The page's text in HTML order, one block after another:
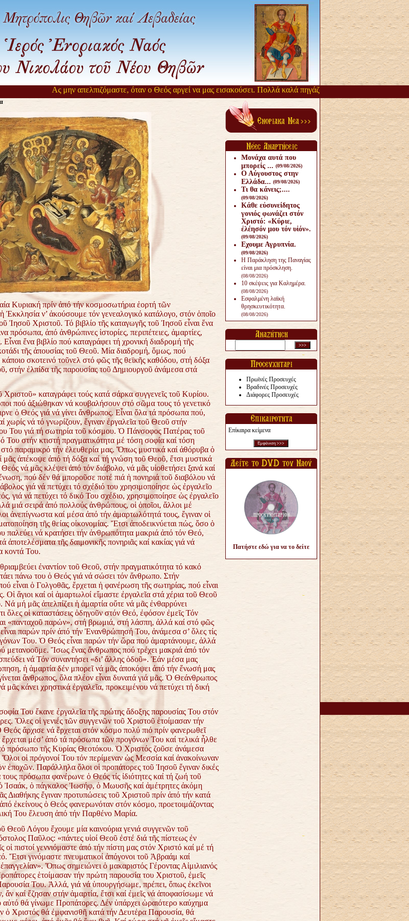
Ας μην απελπιζόμαστε, όταν ο Θεός αργεί να μας εισακούσει. Πολλά καλά πηγάζουν, από την αργοπορία αυτή.
Κυριακή πρίν ἀπό τήν κοσμοσωτήρια ἑορτή τῶν
Ἐκκλησία ν’ ἀκούσουμε τόν γενεαλογικό κατάλογο, στόν ὁποῖο
Ἰησοῦ Χριστοῦ. Τό βιβλίο τῆς καταγωγῆς τοῦ Ἰησοῦ εἶναι ἕνα
πρόσωπα, ἀπό ἀνθρώπινες ἱστορίες, περιπέτειες, ἁμαρτίες,
Εἶναι ἕνα βιβλίο πού καταγράφει τή χρονική διαδρομή τῆς
τῆς ἀπουσίας τοῦ Θεοῦ. Μία διαδρομή, ὅμως, πού
σκοτεινό τοῦνελ στό φῶς τῆς θεϊκῆς καθόδου, στή δόξα
στήν ἐλπίδα τῆς παρουσίας τοῦ Δημιουργοῦ ἀνάμεσα στά
καταγράφει τούς κατά σάρκα συγγενεῖς τοῦ Κυρίου.
πού ἀξιώθηκαν νά κουβαλήσουν στό σῶμα τους τό γενετικό
ὁ Θεός γιά νά γίνει ἄνθρωπος. Εἶναι ὅλα τά πρόσωπα πού,
χωρίς νά τό γνωρίζουν, ἔγιναν ἐργαλεῖα τοῦ Θεοῦ στήν
Του γιά τή σωτηρία τοῦ κόσμου. Ὁ Πάνσοφος Πατέρας τοῦ
Του στήν κτιστή πραγματικότητα μέ τόση σοφία καί τόση
στό παραμικρό τήν ἐλευθερία μας. Ὅπως μυστικά καί ἀθόρυβα ὁ
μᾶς ἀπέκοψε ἀπό τή δόξα καί τή γνώση τοῦ Θεοῦ, ἔτσι μυστικά
νά μᾶς κλέψει ἀπό τόν διάβολο, νά μᾶς υἱοθετήσει ξανά καί
πού δέν θά μποροῦσε ποτέ πιά ἡ πονηριά τοῦ διαβόλου νά
γιά νά πετύχει τό σχέδιό του χρησιμοποίησε ὡς ἐργαλεῖο
γιά νά πετύχει τό δικό Του σχέδιο, χρησιμοποίησε ὡς ἐργαλεῖο
μιά σειρά ἀπό πολλούς ἀνθρώπους, οἱ ὁποῖοι, ἄλλοι μέ
ἀνεπίγνωστα καί μέσα ἀπό τήν ἁμαρτωλότητά τους, ἔγιναν οἱ
τῆς θείας οἰκονομίας. Ἔτσι ἀποδεικνύεται πώς, ὅσο ὁ
παλεύει νά κρατήσει τήν ἀνθρωπότητα μακριά ἀπό τόν Θεό,
ἀποτελέσματα τῆς δαιμονικῆς πονηριᾶς καί κακίας γιά νά
κοντά Του.
ἐναντίον τοῦ Θεοῦ, στήν πραγματικότητα τό κακό
πάνω του ὁ Θεός γιά νά σώσει τόν ἄνθρωπο. Στήν
εἶναι ὁ Γολγοθᾶς, ἔρχεται ἡ φανέρωση τῆς σωτηρίας, πού εἶναι
ἅγιοι καί οἱ ἁμαρτωλοί εἴμαστε ἐργαλεῖα στά χέρια τοῦ Θεοῦ
μή μᾶς ἀπελπίζει ἡ ἁμαρτία οὔτε νά μᾶς ἐνθαρρύνει
ὅλες οἱ καταστάσεις ὁδηγοῦν στόν Θεό, ἐφόσον ἐμεῖς Τόν
«πανταχοῦ παρών», στή βρωμιά, στή λάσπη, ἀλλά καί στό φῶς
παρών πρίν ἀπό τήν Ἐνανθρώπησή Του, ἀνάμεσα σ’ ὅλες τίς
Του. Ὁ Θεός εἶναι παρών τήν ὥρα πού ἁμαρτάνουμε, ἀλλά
μετανοοῦμε. Ἴσως ἕνας ἄνθρωπος πού τρέχει μακριά ἀπό τόν
νά Τόν συναντήσει «δι’ ἄλλης ὁδοῦ». Ἐάν μέσα μας
ἡ ἁμαρτία δέν μπορεῖ νά μᾶς ἀποκόψει ἀπό τήν ἕνωσή μας
ἄνθρωπος, ὅλα πλέον εἶναι δυνατά γιά μᾶς. Ὁ Θεάνθρωπος
κάνει χρηστικά ἐργαλεῖα, προκειμένου νά πετύχει τή δική
Του ἔκανε ἐργαλεῖα τῆς πρώτης ἄδοξης παρουσίας Του στόν
Ὅλες οἱ γενιές τῶν συγγενῶν τοῦ Χριστοῦ ἑτοίμασαν τήν
ἄρχισε νά ἔρχεται στόν κόσμο πολύ πιό πρίν φανερωθεῖ
ἔρχεται μέσ’ ἀπό τά πρόσωπα τῶν προγόνων Του καί τελικά ἦλθε
πρόσωπο τῆς Κυρίας Θεοτόκου. Ὁ Χριστός ζοῦσε ἀνάμεσα
οἱ πρόγονοί Του τόν περίμεναν ὡς Μεσσία καί ἀνακοίνωναν
ἐποχῶν. Παράλληλα ὅλοι οἱ προπάτορες τοῦ Ἰησοῦ ἔγιναν δικές
πρόσωπα φανέρωνε ὁ Θεός τίς ἰδιότητες καί τή ζωή τοῦ
ὁ πάγκαλος Ἰωσήφ, ὁ Μωυσῆς καί ἀμέτρητες ἀκόμη
Διαθήκης ἔγιναν προτυπώσεις τοῦ Χριστοῦ πρίν ἀπό τήν κατά
ἐκείνους ὁ Θεός φανερωνόταν στόν κόσμο, προετοιμάζοντας
Του ἔλευση ἀπό τήν Παρθένο Μαρία.
Λόγου ἔχουμε μία καινούρια γενιά συγγενῶν τοῦ
Παῦλος: «πάντες υἱοί Θεοῦ ἐστέ διά τῆς πίστεως ἐν
πιστοί γεννιόμαστε ἀπό τήν πίστη μας στόν Χριστό καί μέ τή
Ἔτσι γινόμαστε πνευματικοί ἀπόγονοι τοῦ Ἀβραάμ καί
Ὅπως σημειώνει ὁ μακαριστός Γέροντας Αἰμιλιανός
ἑτοίμασαν τήν πρώτη παρουσία του Χριστοῦ, ἐμεῖς
Του. Ἀλλά, γιά νά ὑπουργήσωμε, πρέπει, ὅπως ἐκεῖνοι
ἄν καί ἔζησαν στήν ἁμαρτία, ἔτσι καί ἐμεῖς νά ἀποφασίσωμε νά
αὐτό θά γίνωμε Προπάτορες. Δέν ὑπάρχει ὡραιότερο καύχημα
ὁ Χριστός θά ἐμφανισθῆ κατά τήν Δευτέρα Παρουσία, θά
Μονάχα αυτά που
μπορείς ... (09/08/2026)
Ο Αύγουστος στην
Ελλάδα... (09/08/2026)
Τι θα κάνεις;....
(09/08/2026)
Κάθε εὐσυνείδητος
γονιός φωνάζει στόν
Χριστό: «Κύριε,
ἐλέησόν μου τόν υἱόν».
(09/08/2026)
Εχουμε Αγρυπνία.
(09/08/2026)
Η Παράκληση της Παναγίας
είναι μια πρόσκληση.
(08/08/2026)
10 σκέψεις για Καλημέρα.
(08/08/2026)
Εσφαλμένη λαϊκή
θρησκευτικότητα.
(08/08/2026)
Πρωϊνές Προσευχές
Βραδινές Προσευχές
Διάφορες Προσευχές
Επίκαιρα κείμενα
Πατήστε εδώ για να το δείτε